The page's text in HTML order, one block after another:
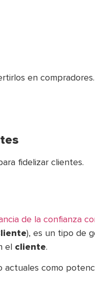
en compradores.
fidelizar clientes.
de la confianza
), es un tipo de
el cliente.
como